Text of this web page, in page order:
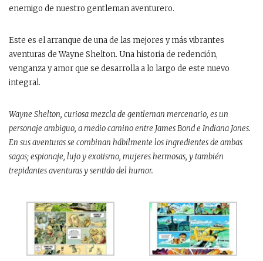
enemigo de nuestro gentleman aventurero.
Este es el arranque de una de las mejores y más vibrantes
aventuras de Wayne Shelton. Una historia de redención,
venganza y amor que se desarrolla a lo largo de este nuevo
integral.
Wayne Shelton, curiosa mezcla de gentleman mercenario, es un
personaje ambiguo, a medio camino entre James Bond e Indiana Jones.
En sus aventuras se combinan hábilmente los ingredientes de ambas
sagas; espionaje, lujo y exotismo, mujeres hermosas, y también
trepidantes aventuras y sentido del humor.